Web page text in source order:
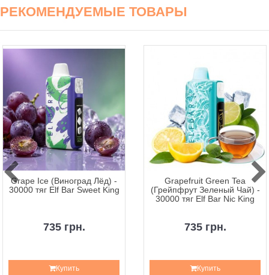
РЕКОМЕНДУЕМЫЕ ТОВАРЫ
Grape Ice (Виноград Лёд) -
30000 тяг Elf Bar Sweet King
735 грн.
Купить
Grapefruit Green Tea
(Грейпфрут Зеленый Чай) -
30000 тяг Elf Bar Nic King
735 грн.
Купить